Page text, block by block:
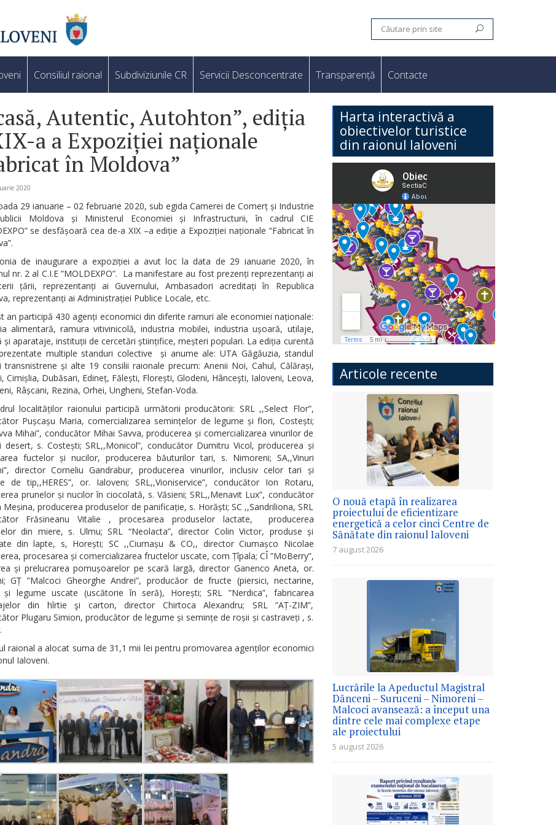
Consiliul raional Subdiviziunile CR Servicii Desconcentrate Transparență Contacte
Autentic, Autohton”, ediția
a a Expoziției naționale
în Moldova”
2020
29 ianuarie – 02 februarie 2020, sub egida Camerei de Comerț și Industrie
Moldova și Ministerul Economiei și Infrastructurii, în cadrul CIE
se desfășoară cea de-a XIX –a ediție a Expoziției naționale “Fabricat în
de inaugurare a expoziției a avut loc la data de 29 ianuarie 2020, în
nr. 2 al C.I.E ”MOLDEXPO”. La manifestare au fost prezenți reprezentanți ai
țării, reprezentanți ai Guvernului, Ambasadori acreditați în Republica
reprezentanți ai Administrației Publice Locale, etc.
an participă 430 agenți economici din diferite ramuri ale economiei naționale:
alimentară, ramura vitivinicolă, industria mobilei, industria ușoară, utilaje,
și aparataje, instituții de cercetări științifice, meșteri populari. La ediția curentă
multiple standuri colective și anume ale: UTA Găgăuzia, standul
transnistrene și alte 19 consilii raionale precum: Anenii Noi, Cahul, Călărași,
Cimișlia, Dubăsari, Edineț, Fălești, Florești, Glodeni, Hânceşti, Ialoveni, Leova,
Râșcani, Rezina, Orhei, Ungheni, Stefan-Voda.
localităților raionului participă următorii producătorii: SRL ,,Select Flor”,
Pușcașu Maria, comercializarea semințelor de legume și flori, Costești;
Mihai”, conducător Mihai Savva, producerea și comercializarea vinurilor de
desert, s. Costești; SRL,,Monicol”, conducător Dumitru Vicol, producerea și
fuctelor și nucilor, producerea băuturilor tari, s. Nimoreni; SA,,Vinuri
director Corneliu Gandrabur, producerea vinurilor, inclusiv celor tari și
de tip,,HERES”, or. Ialoveni; SRL,,Vioniservice”, conducător Ion Rotaru,
prunelor și nucilor în ciocolată, s. Văsieni; SRL,,Menavit Lux”, conducător
Meșina, producerea produselor de panificație, s. Horăști; SC ,,Sandriliona, SRL
Frăsineanu Vitalie , procesarea produselor lactate, producerea
din miere, s. Ulmu; SRL “Neolacta”, director Colin Victor, produse și
din lapte, s, Horești; SC ,,Ciumașu & CO,, director Ciumașco Nicolae
procesarea și comercializarea fructelor uscate, com Țîpala; CÎ ”MoBerry”,
și prelucrarea pomușoarelor pe scară largă, director Ganenco Aneta, or.
GȚ ”Malcoci Gheorghe Andrei”, producăor de fructe (piersici, nectarine,
și legume uscate (uscătorie în seră), Horești; SRL ”Nerdica”, fabricarea
din hîrtie şi carton, director Chirtoca Alexandru; SRL ”AȚ-ZIM”,
Plugaru Simion, producător de legume și semințe de roșii și castraveți , s.
raional a alocat suma de 31,1 mii lei pentru promovarea agenților economici
Ialoveni.
Harta interactivă a
obiectivelor turistice
din raionul Ialoveni
Articole recente
O nouă etapă în realizarea
proiectului de eficientizare
energetică a celor cinci Centre de
Sănătate din raionul Ialoveni
7 august 2026
Lucrările la Apeductul Magistral
Dănceni – Suruceni – Nimoreni –
Malcoci avansează: a început una
dintre cele mai complexe etape
ale proiectului
5 august 2026